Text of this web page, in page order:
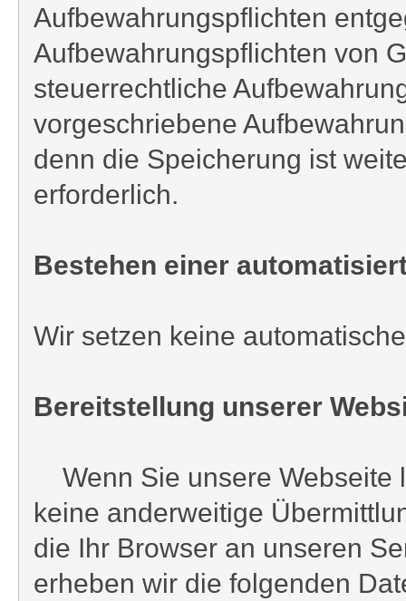
Aufbewahrungspflichten
Aufbewahrungspflichten von
steuerrechtliche
vorgeschriebene
denn die Speicherung ist
erforderlich.
Bestehen einer
Wir setzen keine
Bereitstellung unserer
Wenn Sie unsere Webseite
keine anderweitige
die Ihr Browser an unseren
erheben wir die folgenden